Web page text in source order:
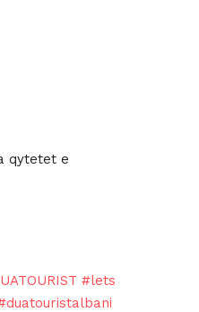
qytetet e
#lets